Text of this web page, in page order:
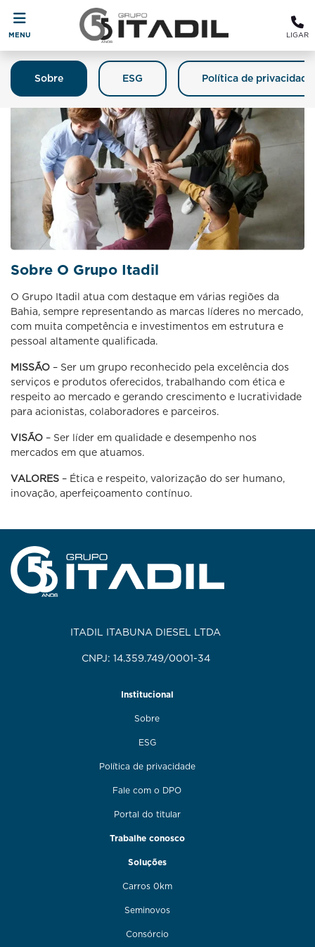
MENU LIGAR
Sobre ESG Política de privacidade
Sobre O Grupo Itadil
O Grupo Itadil atua com destaque em várias regiões da
Bahia, sempre representando as marcas líderes no mercado,
com muita competência e investimentos em estrutura e
pessoal altamente qualificada.
MISSÃO – Ser um grupo reconhecido pela excelência dos
serviços e produtos oferecidos, trabalhando com ética e
respeito ao mercado e gerando crescimento e lucratividade
para acionistas, colaboradores e parceiros.
VISÃO – Ser líder em qualidade e desempenho nos
mercados em que atuamos.
VALORES – Ética e respeito, valorização do ser humano,
inovação, aperfeiçoamento contínuo.
ITADIL ITABUNA DIESEL LTDA
CNPJ: 14.359.749/0001-34
Institucional
Sobre
ESG
Política de privacidade
Fale com o DPO
Portal do titular
Trabalhe conosco
Soluções
Carros 0km
Seminovos
Consórcio